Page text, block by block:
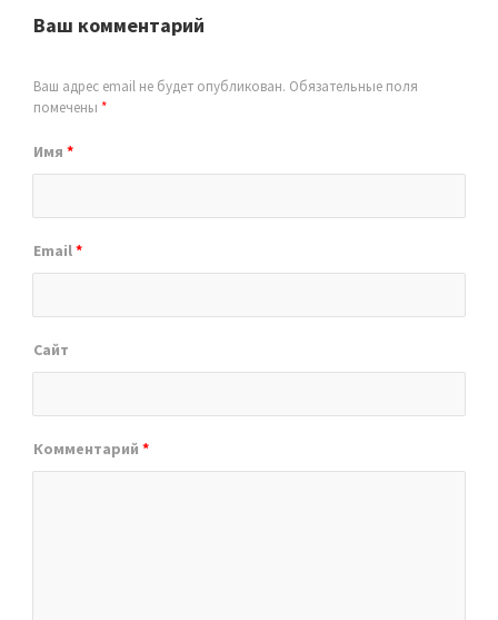
Ваш комментарий
Ваш адрес email не будет опубликован. Обязательные поля
помечены *
Имя *
Email*
Сайт
Комментарий *